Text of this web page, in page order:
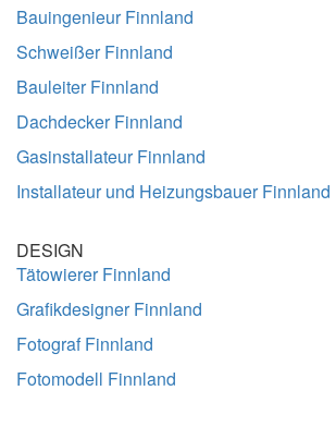
Bauingenieur Finnland
Schweißer Finnland
Bauleiter Finnland
Dachdecker Finnland
Gasinstallateur Finnland
Installateur und Heizungsbauer Finnland
DESIGN
Tätowierer Finnland
Grafikdesigner Finnland
Fotograf Finnland
Fotomodell Finnland